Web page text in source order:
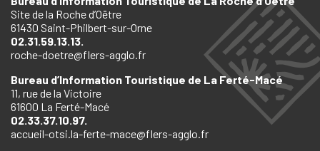
Site de la Roche d’Oëtre
61430 Saint-Philbert-sur-Orne
02.31.59.13.13.
roche-doetre@flers-agglo.fr
Bureau d’Information Touristique de La Ferté-Macé
11, rue de la Victoire
61600 La Ferté-Macé
02.33.37.10.97.
accueil-otsi.la-ferte-mace@flers-agglo.fr